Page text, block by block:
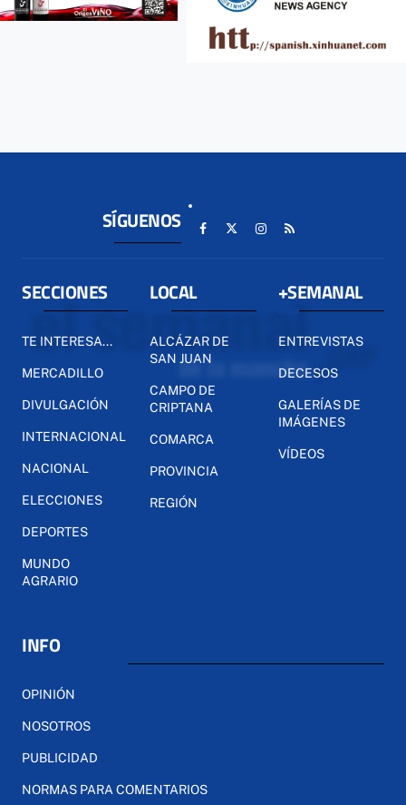
SÍGUENOS
SECCIONES
TE INTERESA...
MERCADILLO
DIVULGACIÓN
INTERNACIONAL
NACIONAL
ELECCIONES
DEPORTES
MUNDO
AGRARIO
LOCAL
ALCÁZAR DE
SAN JUAN
CAMPO DE
CRIPTANA
COMARCA
PROVINCIA
REGIÓN
+SEMANAL
ENTREVISTAS
DECESOS
GALERÍAS DE
IMÁGENES
VÍDEOS
INFO
OPINIÓN
NOSOTROS
PUBLICIDAD
NORMAS PARA COMENTARIOS